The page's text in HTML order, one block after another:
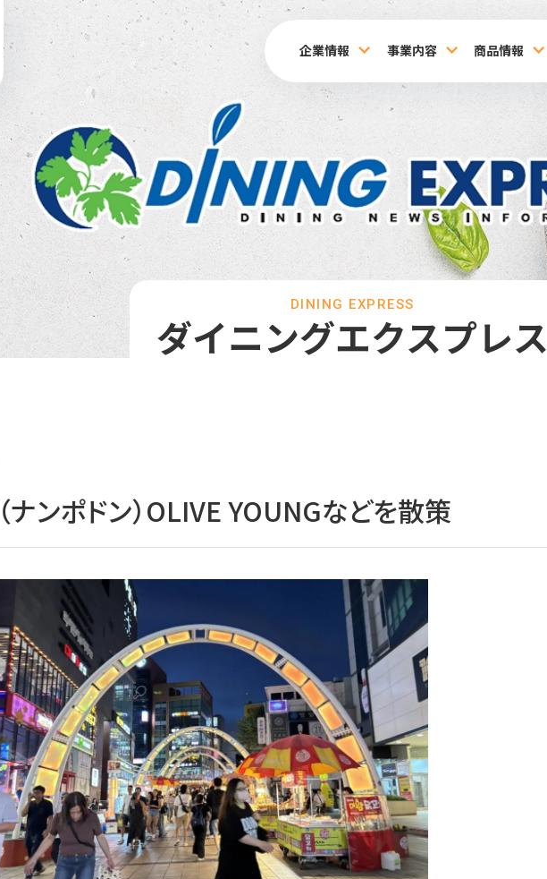
企業情報 事業内容 商品情報
ダイニングエクスプレス
DINING EXPRESS
ナンポドン）OLIVE YOUNGなどを散策